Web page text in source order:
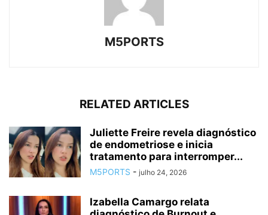
M5PORTS
RELATED ARTICLES
Juliette Freire revela diagnóstico
de endometriose e inicia
tratamento para interromper...
M5PORTS - julho 24, 2026
Izabella Camargo relata